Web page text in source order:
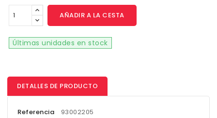
AÑADIR A LA CESTA
Últimas unidades en stock
DETALLES DE PRODUCTO
Referencia 93002205